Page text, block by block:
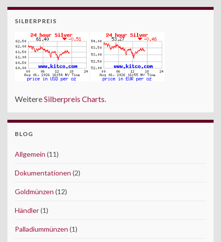
SILBERPREIS
WeitereSilberpreis Charts
BLOG
Allgemein (11)
Dokumentationen (2)
Goldmünzen (12)
Händler(1)
Palladiummünzen (1)